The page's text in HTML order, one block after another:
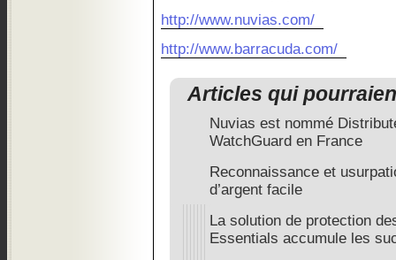
http://www.nuvias.com/
http://www.barracuda.com/
Articles qui
Nuvias est nommé
WatchGuard en France
Reconnaissance et
d’argent facile
La solution de protection
Essentials accumule les